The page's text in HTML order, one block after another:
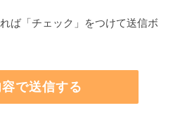
ば「チェック」をつけて送信ボ